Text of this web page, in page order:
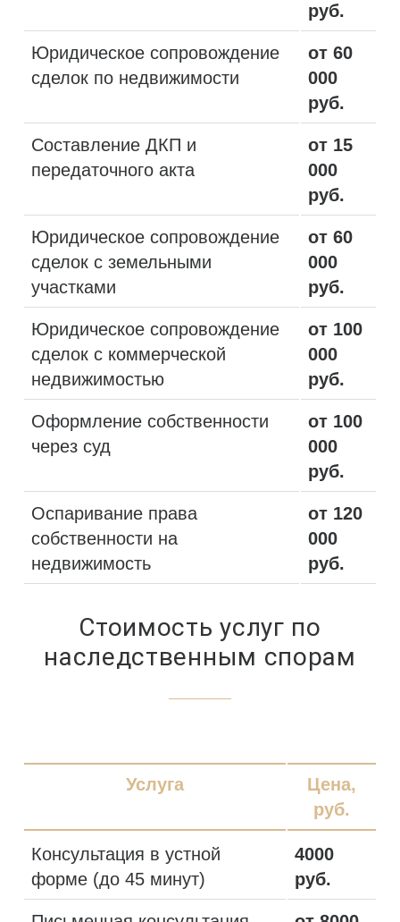
руб.
Юридическое сопровождение
сделок по недвижимости
от 60
000
руб.
Составление ДКП и
передаточного акта
от 15
000
руб.
Юридическое сопровождение
сделок с земельными
участками
от 60
000
руб.
Юридическое сопровождение
сделок с коммерческой
недвижимостью
от 100
000
руб.
Оформление собственности
через суд
от 100
000
руб.
Оспаривание права
собственности на
недвижимость
от 120
000
руб.
Стоимость услуг по
наследственным спорам
Услуга
Цена,
руб.
Консультация в устной
форме (до 45 минут)
4000
руб.